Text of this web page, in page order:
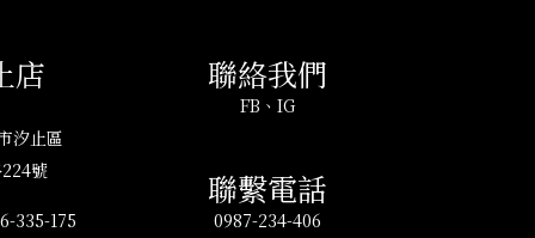
店
汐止區
號
335-175
聯絡我們
FB 、 IG
聯繫電話
0987-234-406